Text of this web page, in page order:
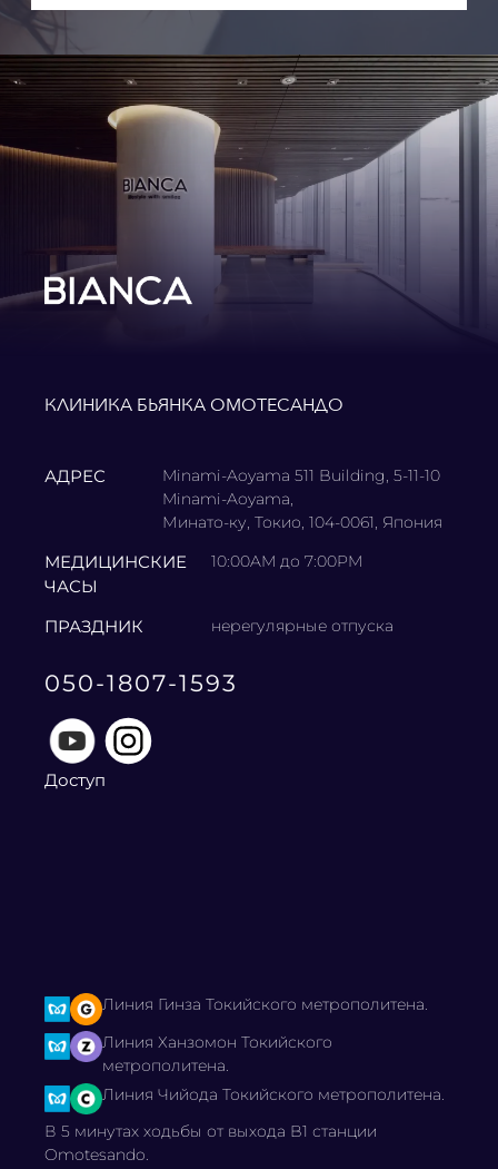
КЛИНИКА БЬЯНКА ОМОТЕСАНДО
АДРЕС
Minami-Aoyama 511 Building, 5-11-10
Minami-Aoyama,
Минато-ку, Токио, 104-0061, Япония
МЕДИЦИНСКИЕ
ЧАСЫ
10:00AM до 7:00PM
ПРАЗДНИК нерегулярные отпуска
050-1807-1593
Доступ
Линия Гинза Токийского метрополитена.
Линия Ханзомон Токийского
метрополитена.
Линия Чийода Токийского метрополитена.
В 5 минутах ходьбы от выхода B1 станции
Omotesando.